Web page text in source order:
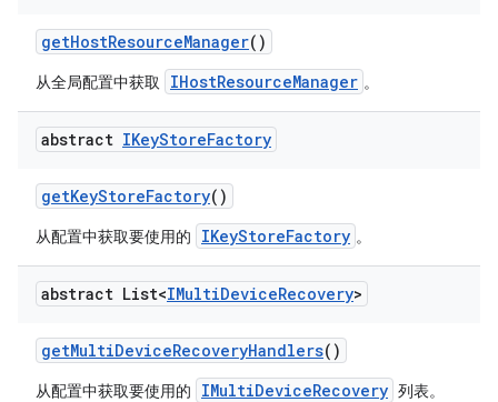
getHostResourceManager()
从全局配置中获取 IHostResourceManager 。
abstract IKeyStoreFactory
getKeyStoreFactory()
从配置中获取要使用的 IKeyStoreFactory 。
abstract List<IMultiDeviceRecovery>
getMultiDeviceRecoveryHandlers()
从配置中获取要使用的 IMultiDeviceRecovery 列表。